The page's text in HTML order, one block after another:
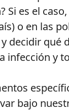
es el
o en las
decidir qué
y
bajo